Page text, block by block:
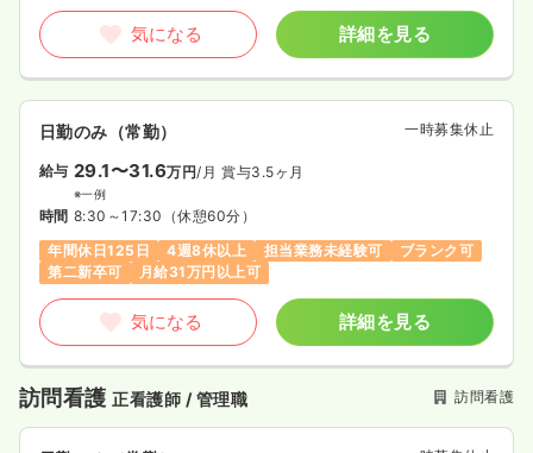
気になる 詳細を見る
日勤のみ（常勤） 一時募集休止
給与 29.1〜31.6万円/月 賞与3.5ヶ月
※一例
時間 8:30～17:30 （休憩60分）
年間休日125日
4週8休以上 担当業務未経験可
ブランク可
第二新卒可
月給31万円以上可
気になる 詳細を見る
訪問看護正看護師 / 管理職 訪問看護